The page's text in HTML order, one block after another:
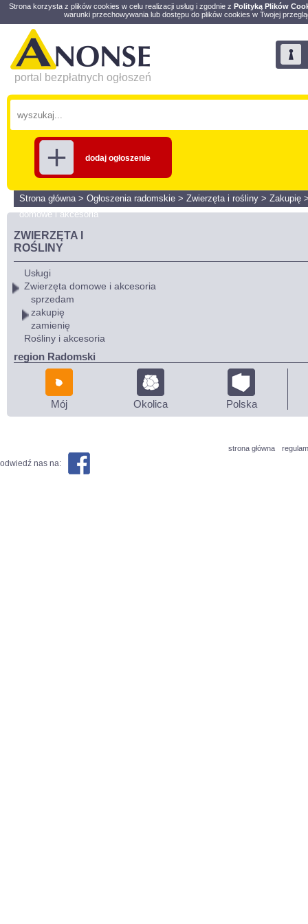
Strona korzysta z plików cookies w celu realizacji usług i zgodnie z Polityką Plików
warunki przechowywania lub dostępu do plików cookies w Twojej
portal bezpłatnych ogłoszeń
dodaj ogłoszenie
Strona główna> Ogłoszenia radomskie > Zwierzęta i rośliny > Zakupię
domowe i akcesoria
ZWIERZĘTA I
ROŚLINY
Usługi
Zwierzęta domowe i akcesoria
sprzedam
zakupię
zamienię
Rośliny i akcesoria
region Radomski
Mój Okolica Polska
strona główna
odwiedź nas na: